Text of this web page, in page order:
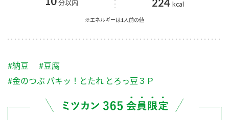
ふりかけ
炊き込みご飯の素 米飯用調味液
つゆ
納豆のサイト
三ツ判山吹
ミツカンの歴史
環境への取り組み
お客様相談センター
お客様の声をいかしました
分以内 kcal
※エネルギーは1人前の値
#納豆
#豆腐
#金のつぶ パキッ！とたれ とろっ豆３Ｐ